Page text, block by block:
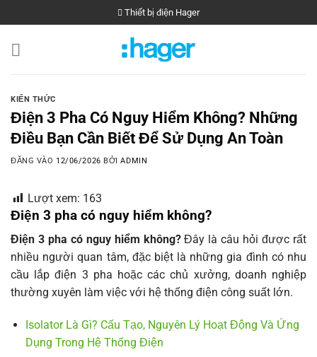
qua
nội
dung
Thiết bị điện Hager
KIẾN THỨC
Điện 3 Pha Có Nguy Hiểm Không? Những
Điều Bạn Cần Biết Để Sử Dụng An Toàn
ĐĂNG VÀO 12/06/2026 BỞIADMIN
Lượt xem: 163
Điện 3 pha có nguy hiểm không?
Điện 3 pha có nguy hiểm không?Đây là câu hỏi được rất
nhiều người quan tâm, đặc biệt là những gia đình có nhu
cầu lắp điện 3 pha hoặc các chủ xưởng, doanh nghiệp
thường xuyên làm việc với hệ thống điện công suất lớn.
Isolator Là Gì? Cấu Tạo, Nguyên Lý Hoạt Động Và Ứng
Dụng Trong Hệ Thống Điện